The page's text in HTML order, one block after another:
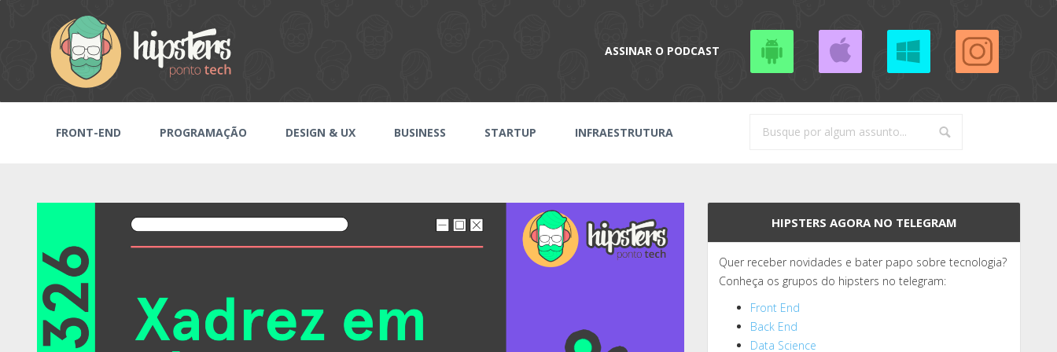
ASSINAR O PODCAST
FRONT-END PROGRAMAÇÃO DESIGN & UX BUSINESS STARTUP INFRAESTRUTURA
HIPSTERS AGORA NO TELEGRAM
Quer receber novidades e bater papo sobre tecnologia?
Conheça os grupos do hipsters no telegram:
Front End
Back End
Data Science